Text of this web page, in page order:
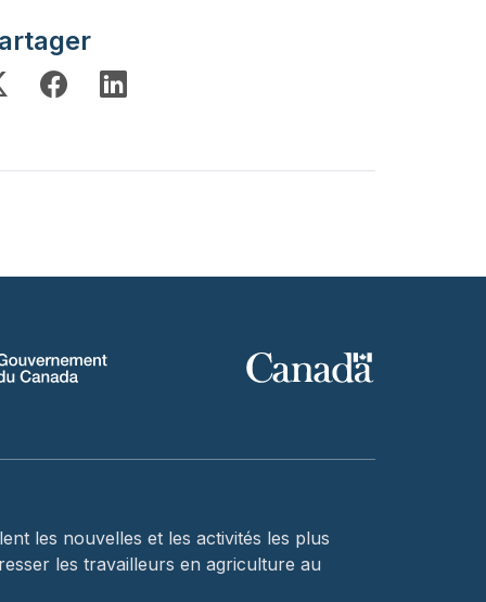
les nouvelles et les activités les plus
les travailleurs en agriculture au